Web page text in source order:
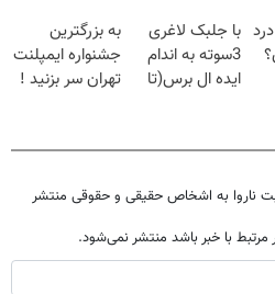
خانگی
با جلبک لاغری
3سوته به اندام
ایده ال برس(تا
به بزرگترین
جشنواره ایمپلنت
تهران سر بزنید !
ناروا به اشخاص حقیقی و حقوقی منتشر
مرتبط با خبر باشد منتشر نمی‌شود.